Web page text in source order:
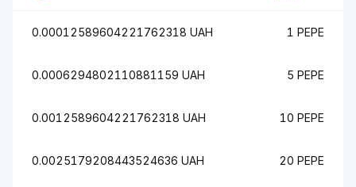
0.00012589604221762318 UAH 1 PEPE
0.0006294802110881159 UAH 5 PEPE
0.0012589604221762318 UAH 10 PEPE
0.0025179208443524636 UAH 20 PEPE